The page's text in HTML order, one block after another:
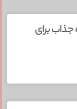
شیک؛ ۱۵ ایده جذاب برای